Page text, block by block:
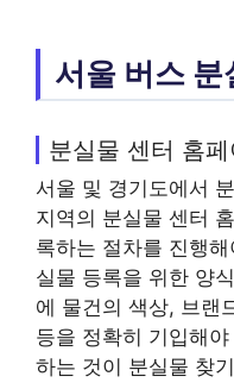
서울 버스
분실물 센터 홈
서울 및 경기도에서
지역의 분실물 센터
록하는 절차를 진행
실물 등록을 위한 양
에 물건의 색상, 브랜
등을 정확히 기입해
하는 것이 분실물 찾